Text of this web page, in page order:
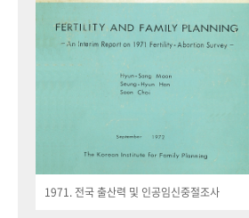
1971. 전국 출산력 및 인공임신중절조사